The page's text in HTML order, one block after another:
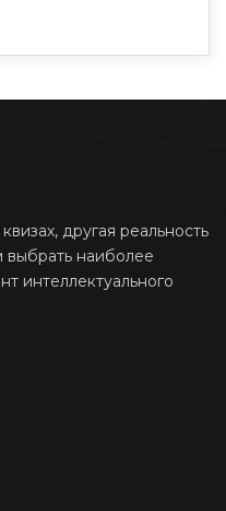
другая реальность
наиболее
интеллектуального